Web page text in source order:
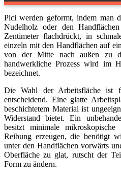
Pici werden geformt, indem man
Nudelholz oder den
Zentimeter flachdrückt, in
einzeln mit den Handflächen auf
von der Mitte nach außen zu
handwerkliche Prozess wird im
bezeichnet.
Die Wahl der Arbeitsfläche ist
entscheidend. Eine glatte
beschichtetem Material ist
Widerstand bietet. Ein
besitzt minimale
Reibung erzeugen, die benötigt
unter den Handflächen vorwärts
Oberfläche zu glat, rutscht der
Form zu ändern.